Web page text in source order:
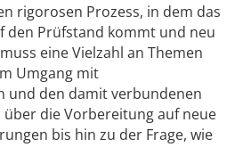
rigorosen Prozess, in dem das
den Prüfstand kommt und neu
eine Vielzahl an Themen
Umgang mit
und den damit verbundenen
die Vorbereitung auf neue
bis hin zu der Frage, wie